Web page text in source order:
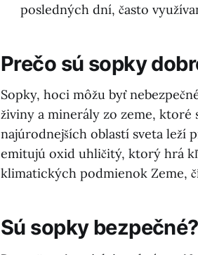
posledných dní, často
Prečo sú sopky
Sopky, hoci môžu byť
živiny a minerály zo zeme,
najúrodnejších oblastí sveta leží
emitujú oxid uhličitý, ktorý hrá
klimatických podmienok Zeme,
Sú sopky bezpečné?